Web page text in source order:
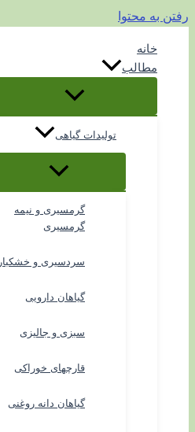
رفتن به محتوا
خانه
مطالب
تولیدات گیاهی
گرمسیری و نیمه
گرمسیری
سردسیری و خشکبار
گیاهان دارویی
سبزی و جالیزی
قارچهای خوراکی
گیاهان دانه روغنی